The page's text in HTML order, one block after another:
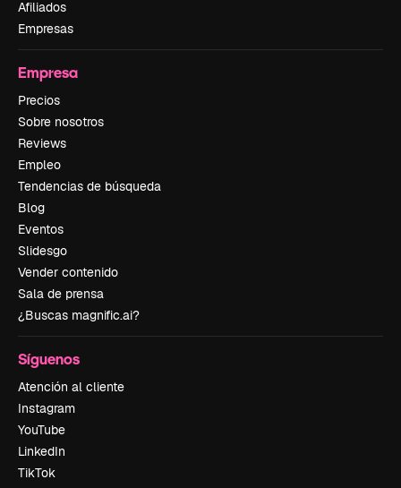
Afiliados
Empresas
Empresa
Precios
Sobre nosotros
Reviews
Empleo
Tendencias de búsqueda
Blog
Eventos
Slidesgo
Vender contenido
Sala de prensa
¿Buscas magnific.ai?
Síguenos
Atención al cliente
Instagram
YouTube
LinkedIn
TikTok